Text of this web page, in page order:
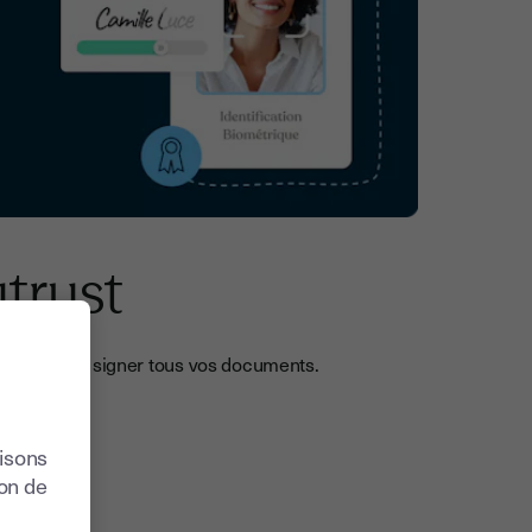
et faire signer tous vos documents.
de